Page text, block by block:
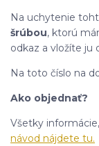
Na uchytenie
šrúbou, ktorú
odkaz a vložíte ju
Na toto číslo na
Ako objednať?
Všetky informácie,
návod nájdete tu.